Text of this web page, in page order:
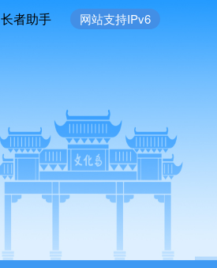
长者助手 网站支持IPv6